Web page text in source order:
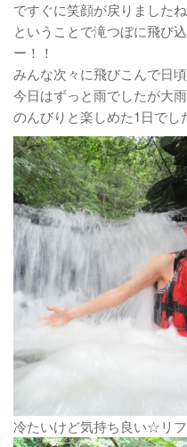
ですぐに笑顔が戻りました
ということで滝つぼに飛び
ー！！
みんな次々に飛びこんで日
今日はずっと雨でしたが大
のんびりと楽しめた1日で
冷たいけど気持ち良い☆リ